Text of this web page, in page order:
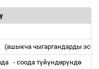
ү
(ашыкча чыгаргандарды
- соода түйүндөрүндө